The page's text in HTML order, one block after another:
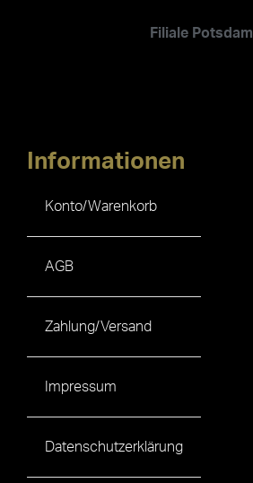
Filiale Potsdam
Informationen
Konto/Warenkorb
AGB
Zahlung/Versand
Impressum
Datenschutzerklärung